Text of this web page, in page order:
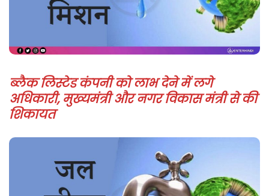
ब्लैक लिस्टेड कंपनी को लाभ देने में लगे
अधिकारी, मुख्यमंत्री और नगर विकास मंत्री से की
शिकायत